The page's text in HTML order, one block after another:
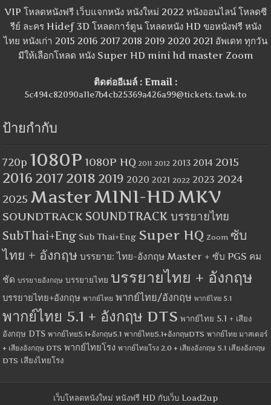
VIP โหลดหนังฟรี เว็บแจกหนัง หนังใหม่ 2022 หนังออนไลน์ โหลดซี
รีย์ ละคร Hidef 3D โหลดการ์ตูน โหลดหนัง HD ขอหนังฟรี หนัง
ไทย หนังเก่า 2015 2016 2017 2018 2019 2020 2021 อัพเดท ทุกวัน
มีให้เลือกโหลด หนัง Super HD mini hd master Zoom
ติดต่ออีเมล์ : Email :
5c494c82090a11e7b4cb25369a426a99@tickets.tawk.to
ป้ายกำกับ
720p 1080P 1080P HQ 2011 2012 2013 2014 2015
2016 2017 2018 2019 2020 2021 2022 2023 2024
2025 MasterMINI-HDMKV
SOUNDTRACK SOUNDTRACK บรรยายไทย
SubThai+Eng Sub Thai+Eng Super HQ Zoom ซับ
ไทย + อังกฤษ บรรยาย: ไทย-อังกฤษ Master + ซับ PGS คม
ชัด บรรยายอังกฤษ บรรยายไทย บรรยายไทย + อังกฤษ
บรรยายไทย+อังกฤษ พากย์ไทย พากย์ไทย/อังกฤษ พากย์ไทย 5.1
พากย์ไทย 5.1 + อังกฤษ DTS พากย์ไทย 5.1 + เสียง
อังกฤษ DTS พากย์ไทย5.1+อังกฤษ5.1 พากย์ไทย5.1+อังกฤษDTS พากย์ไทย มาสเตอร์
+ เสียงอังกฤษ DTS พากย์ไทยโรง พากย์ไทยโรง 2.0 + เสียงอังกฤษ 5.1 เสียงอังกฤษ
DTS เสียงไทยโรง
เว็บโหลดหนังใหม่ หนังฟรี HD กับเว็บ Load2up